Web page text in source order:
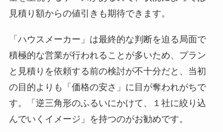
見積り額からの値引きも期待できます。
「ハウスメーカー」は最終的な判断を迫る局面で
積極的な営業が行われることが多いため、プラン
と見積りを依頼する前の検討が不十分だと、当初
の目的よりも「価格の安さ」に目が奪われがちで
す。「逆三角形のふるいにかけて、１社に絞り込
んでいくイメージ」を持つのがお勧めです。